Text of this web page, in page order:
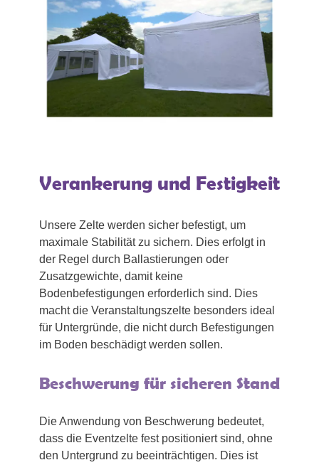
Verankerung und Festigkeit
Unsere Zelte werden sicher befestigt, um
maximale Stabilität zu sichern. Dies erfolgt in
der Regel durch Ballastierungen oder
Zusatzgewichte, damit keine
Bodenbefestigungen erforderlich sind. Dies
macht die Veranstaltungszelte besonders ideal
für Untergründe, die nicht durch Befestigungen
im Boden beschädigt werden sollen.
Beschwerung für sicheren Stand
Die Anwendung von Beschwerung bedeutet,
dass die Eventzelte fest positioniert sind, ohne
den Untergrund zu beeinträchtigen. Dies ist